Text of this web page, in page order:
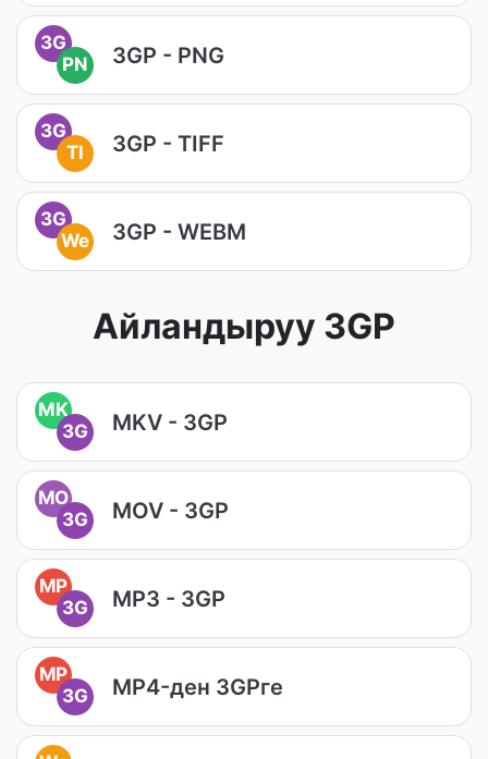
3G
PN
3GP - PNG
3G
TI
3GP - TIFF
3G
We
3GP - WEBM
Айландыруу 3GP
MK
3G
MKV - 3GP
MO
3G
MOV - 3GP
MP
3G
MP3 - 3GP
MP
3G
MP4-ден 3GPге